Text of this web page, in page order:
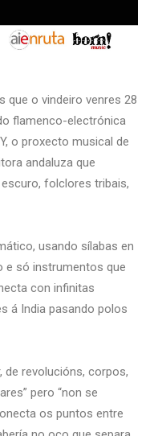
que o vindeiro venres 28
flamenco-electrónica
o proxecto musical de
andaluza que
folclores tribais,
usando sílabas en
e só instrumentos que
con infinitas
á India pasando polos
de revolucións, corpos,
pero “non se
os puntos entre